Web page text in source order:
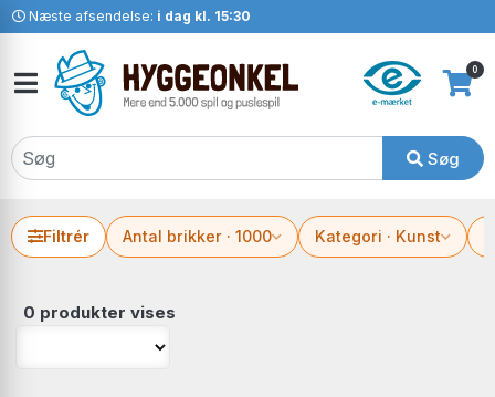
Næste afsendelse: i dag kl. 15:30
Søg
0
Filtrér Antal brikker · 1000 Kategori · Kunst
0 produkter vises